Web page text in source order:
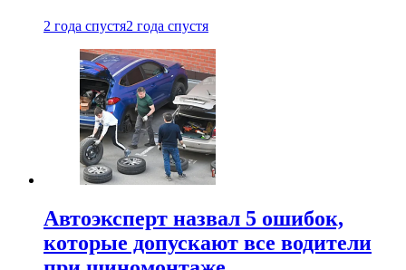
2 года спустя2 года спустя
Автоэксперт назвал 5 ошибок,
которые допускают все водители